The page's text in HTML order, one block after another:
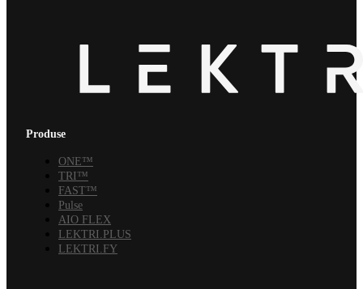
Produse
ONE™
TRI™
FAST™
Pulse
AIO FLEX
LEKTRI.PLUS
LEKTRI.FY